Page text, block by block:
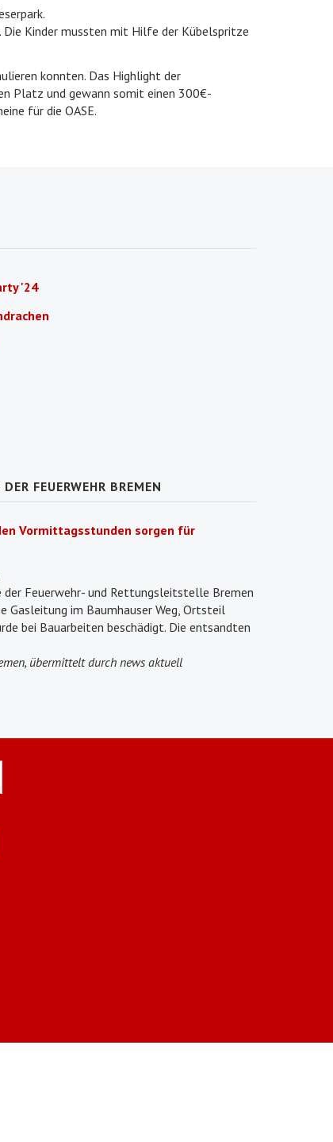
Die Kinder mussten mit Hilfe der Kübelspritze
konnten. Das Highlight der
Platz und gewann somit einen 300€-
für die OASE.
'24
FEUERWEHR BREMEN
Vormittagsstunden sorgen für
der Feuerwehr- und Rettungsleitstelle Bremen
Gasleitung im Baumhauser Weg, Ortsteil
bei Bauarbeiten beschädigt. Die entsandten
übermittelt durch news aktuell